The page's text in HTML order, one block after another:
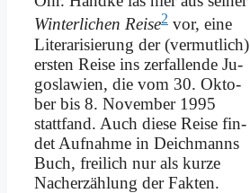
Win­ter­li­chen Rei­se2 vor, ei­ne
Li­te­r­a­ri­sie­rung der (ver­mut­lich)
er­sten Rei­se ins zer­fal­len­de Ju­
go­sla­wi­en, die vom 30. Ok­to­
ber bis 8. No­vem­ber 1995
statt­fand. Auch die­se Rei­se fin­
det Auf­nah­me in Deich­manns
Buch, frei­lich nur als kur­ze
Nach­er­zäh­lung der Fak­ten.